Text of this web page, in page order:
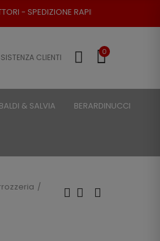
- RESO POSSIBILE
CLIENTI
0
& SALVIA BERARDINUCCI